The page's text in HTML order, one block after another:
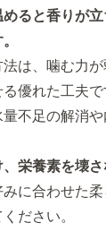
ると香りが
は、噛む力
優れた工夫
不足の解消
栄養素を壊
に合わせた
ださい。